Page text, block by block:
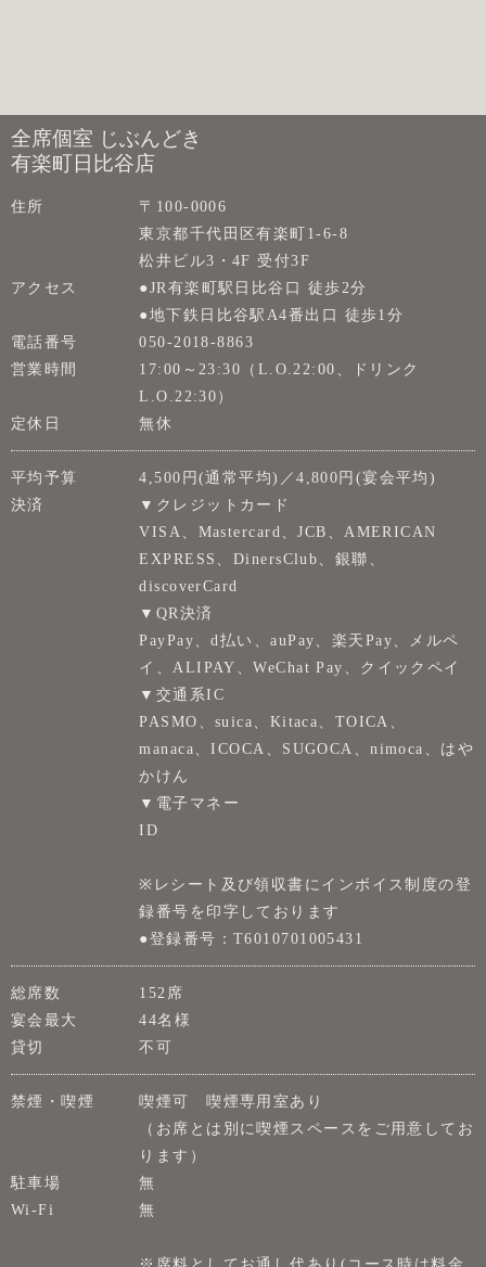
全席個室 じぶんどき
有楽町日比谷店
住所
〒100-0006
東京都千代田区有楽町1-6-8
松井ビル3・4F 受付3F
アクセス
●JR有楽町駅日比谷口 徒歩2分
●地下鉄日比谷駅A4番出口 徒歩1分
電話番号
050-2018-8863
営業時間
17:00～23:30（L.O.22:00、ドリンク
L.O.22:30）
定休日
無休
平均予算
4,500円(通常平均)／4,800円(宴会平均)
決済
▼クレジットカード
VISA、Mastercard、JCB、AMERICAN
EXPRESS、DinersClub、銀聯、
discoverCard
▼QR決済
PayPay、d払い、auPay、楽天Pay、メルペ
イ、ALIPAY、WeChat Pay、クイックペイ
▼交通系IC
PASMO、suica、Kitaca、TOICA、
manaca、ICOCA、SUGOCA、nimoca、はや
かけん
▼電子マネー
ID
※レシート及び領収書にインボイス制度の登
録番号を印字しております
●登録番号：T6010701005431
総席数
152席
宴会最大
44名様
貸切
不可
禁煙・喫煙
喫煙可 喫煙専用室あり
（お席とは別に喫煙スペースをご用意してお
ります）
駐車場
無
Wi-Fi
無
※席料としてお通し代あり(コース時は料金